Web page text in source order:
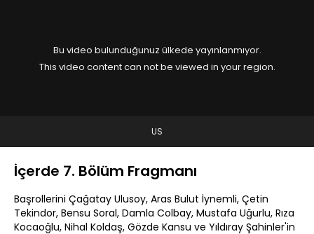
Bu video bulunduğunuz ülkede yayınlanmıyor.
This video content can not be viewed in your region.
US
İçerde 7. Bölüm Fragmanı
Başrollerini Çağatay Ulusoy, Aras Bulut İynemli, Çetin
Tekindor, Bensu Soral, Damla Colbay, Mustafa Uğurlu, Rıza
Kocaoğlu, Nihal Koldaş, Gözde Kansu ve Yıldıray Şahinler'in